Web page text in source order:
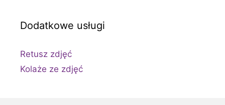
Dodatkowe usługi
Retusz zdjęć
Kolaże ze zdjęć